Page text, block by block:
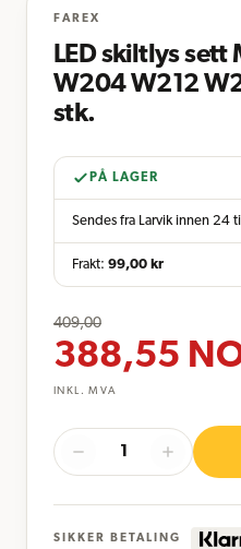
FAREX
LED skiltlys sett
W204 W212
stk.
PÅ LAGER
Sendes fra Larvik innen 24
Frakt: 99,00 kr
409,00
388,55
INKL. MVA
SIKKER BETALING